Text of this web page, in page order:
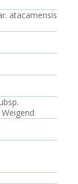
atacamensis